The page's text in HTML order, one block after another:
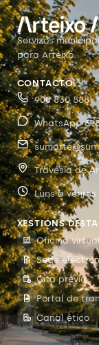
Servizos
para Arteixo.
CONTACTO
900 830 888 ·
WhatsApp
Travesía de
Luns a venres
XESTIÓNS
Oficina
Sede
Cita previa
Portal de
Canal ético